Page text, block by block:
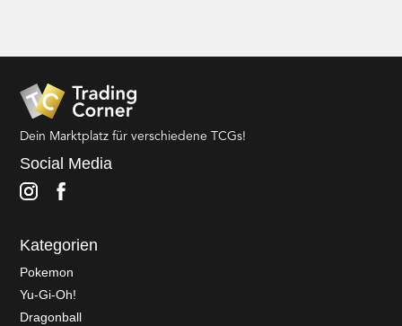
Dein Marktplatz für verschiedene TCGs!
Social Media
Kategorien
Pokemon
Yu-Gi-Oh!
Dragonball